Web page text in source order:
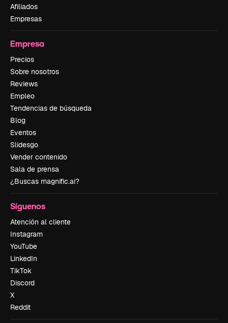
Afiliados
Empresas
Empresa
Precios
Sobre nosotros
Reviews
Empleo
Tendencias de búsqueda
Blog
Eventos
Slidesgo
Vender contenido
Sala de prensa
¿Buscas magnific.ai?
Síguenos
Atención al cliente
Instagram
YouTube
LinkedIn
TikTok
Discord
X
Reddit